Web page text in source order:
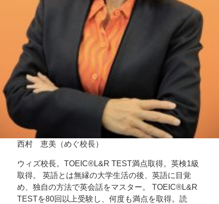
西村 恵美（めぐ校長）
ウィズ校長。TOEIC®L&R TEST満点取得。英検1級
取得。 英語とは無縁の大学生活の後、英語に目覚
め、独自の方法で英会話をマスター。 TOEIC®L&R
TESTを80回以上受験し、何度も満点を取得。読